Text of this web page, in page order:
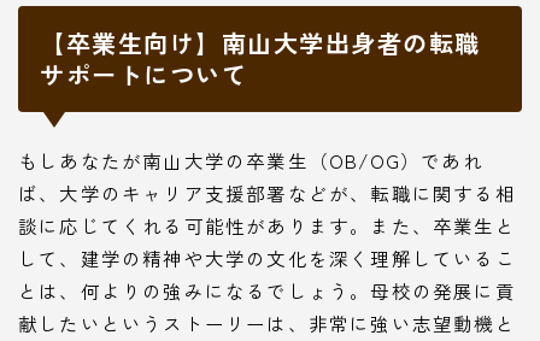
【卒業生向け】南山大学出身者の転職
サポートについて
もしあなたが南山大学の卒業生（OB/OG）であれ
ば、大学のキャリア支援部署などが、転職に関する相
談に応じてくれる可能性があります。また、卒業生と
して、建学の精神や大学の文化を深く理解しているこ
とは、何よりの強みになるでしょう。母校の発展に貢
献したいというストーリーは、非常に強い志望動機と